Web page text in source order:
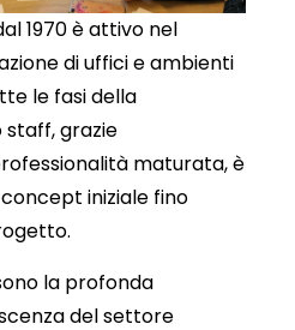
1970 è attivo nel
di uffici e ambienti
le fasi della
staff, grazie
maturata, è
iniziale fino
la profonda
del settore